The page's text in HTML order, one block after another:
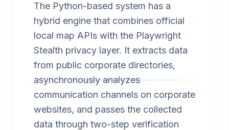
The Python-based system has a
hybrid engine that combines official
local map APIs with the Playwright
Stealth privacy layer. It extracts data
from public corporate directories,
asynchronously analyzes
communication channels on corporate
websites, and passes the collected
data through two-step verification